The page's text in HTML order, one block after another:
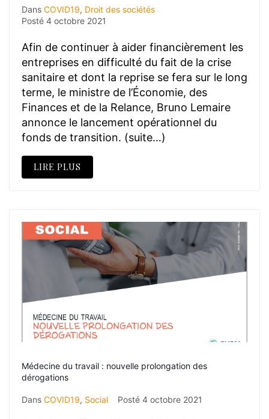
Dans COVID19, Droit des sociétés
Posté 4 octobre 2021
Afin de continuer à aider financièrement les
entreprises en difficulté du fait de la crise
sanitaire et dont la reprise se fera sur le long
terme, le ministre de l’Économie, des
Finances et de la Relance, Bruno Lemaire
annonce le lancement opérationnel du
fonds de transition. (suite…)
LIRE PLUS
Médecine du travail : nouvelle prolongation des
dérogations
Dans COVID19, Social Posté 4 octobre 2021